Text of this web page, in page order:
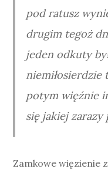
pod ratusz
drugim tegoż
jeden odkuty
niemiłosierdzie
potym więźnie
się jakiej
Zamkowe więzienie